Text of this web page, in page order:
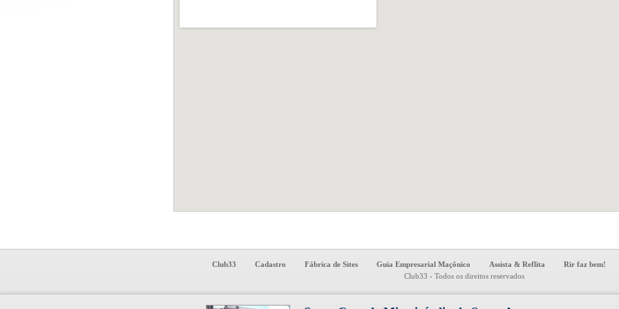
Club33 Cadastro Fábrica de Sites Guia Empresarial Maçônico Assista & Reflita Rir faz bem!
Club33 - Todos os direitos reservados